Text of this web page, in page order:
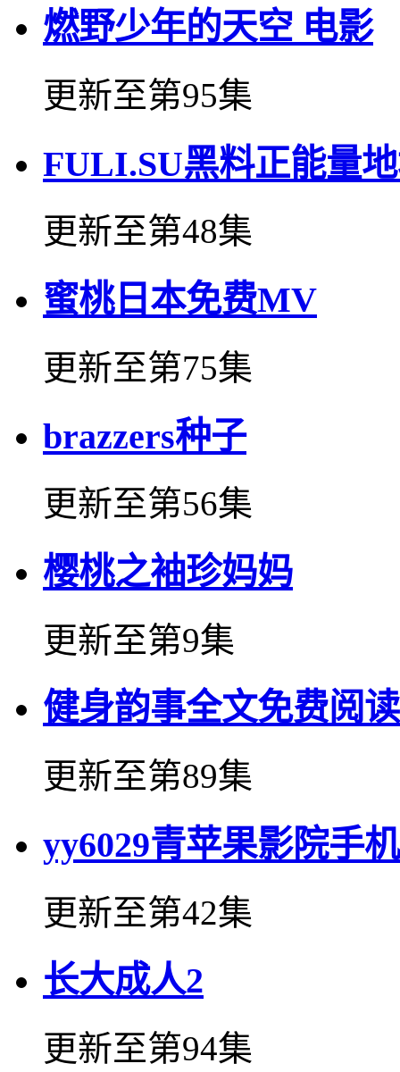
燃野少年的天空 电影
更新至第95集
FULI.SU黑料正能量
更新至第48集
蜜桃日本免费MV
更新至第75集
brazzers种子
更新至第56集
樱桃之袖珍妈妈
更新至第9集
健身韵事全文免费阅读
更新至第89集
yy6029青苹果影院手
更新至第42集
长大成人2
更新至第94集